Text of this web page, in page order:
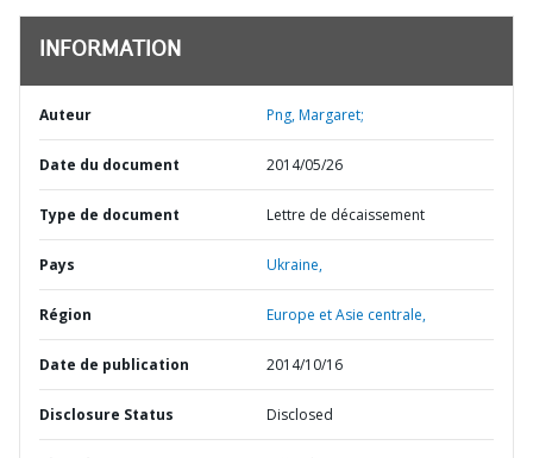
INFORMATION
Auteur Png, Margaret;
Date du document 2014/05/26
Type de document Lettre de décaissement
Pays Ukraine,
Région Europe et Asie centrale,
Date de publication 2014/10/16
Disclosure Status Disclosed